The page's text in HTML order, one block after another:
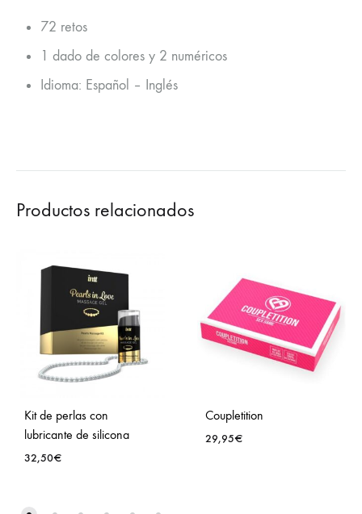
72 retos
1 dado de colores y 2 numéricos
Idioma: Español – Inglés
Productos relacionados
Kit de perlas con
lubricante de silicona
32,50€
Coupletition
29,95€